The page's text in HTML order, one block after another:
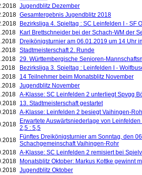
Jugendblitz Dezember
Gesamtergebnis Jugendblitz 2018
Bezirksliga 4. Spieltag : SC Leinfelden I - SF
Karl Brettschneider bei der Schach-WM der
Dreikönigsturnier am 06.01.2019 um 14 Uhr
Stadtmeisterschaft 2. Runde
29. Württembergische Senioren-
Bezirksliga 3. Spieltag : Leinfelden I -
14 Teilnehmer beim Monatsblitz November
Jugendblitz November
A-Klasse: SC Leinfelden 2 unterliegt Spvgg
13. Stadtmeisterschaft gestartet
A-Klasse: Leinfelden 2 besiegt Vaihingen-
Erwartete Auswärtsniederlage von
2,5 : 5,5
Fünftes Dreikönigsturnier am Sonntag, den
Schachgemeinschaft Vaihingen-Rohr
A-Klasse: SC Leinfelden 2 remisiert bei
Monatsblitz Oktober: Markus Kottke gewinnt
Jugendblitz Oktober